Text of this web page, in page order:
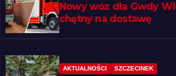
Nowy wóz dla Gwdy
chętny na dostawę
AKTUALNOŚCI SZCZECINEK